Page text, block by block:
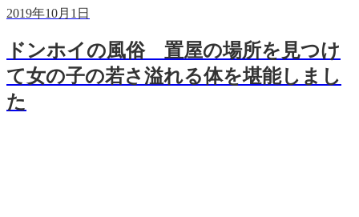
2019年10月1日
ドンホイの風俗 置屋の場所を見つけ
て女の子の若さ溢れる体を堪能しまし
た